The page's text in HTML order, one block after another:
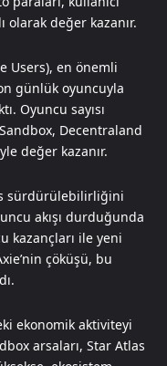
olarak değer kazanır.
Users), en önemli
günlük oyuncuyla
Oyuncu sayısı
Decentraland
değer kazanır.
sürdürülebilirliğini
akışı durduğunda
kazançları ile yeni
çöküşü, bu
ekonomik aktiviteyi
arsaları, Star Atlas